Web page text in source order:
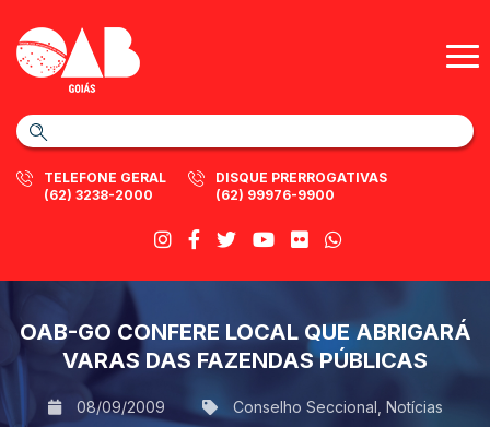
TELEFONE GERAL
(62) 3238-2000
DISQUE PRERROGATIVAS
(62) 99976-9900
OAB-GO CONFERE LOCAL QUE ABRIGARÁ
VARAS DAS FAZENDAS PÚBLICAS
08/09/2009 Conselho Seccional Notícias